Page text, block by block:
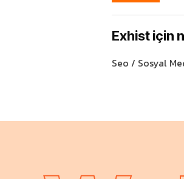
Exhist için
Seo / Sosyal